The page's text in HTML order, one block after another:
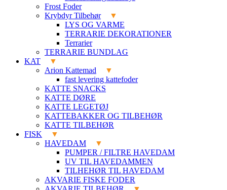
Frost Foder
Krybdyr Tilbehør
LYS OG VARME
TERRARIE DEKORATIONER
Terrarier
TERRARIE BUNDLAG
KAT
Arion Kattemad
fast levering kattefoder
KATTE SNACKS
KATTE DØRE
KATTE LEGETØJ
KATTEBAKKER OG TILBEHØR
KATTE TILBEHØR
FISK
HAVEDAM
PUMPER / FILTRE HAVEDAM
UV TIL HAVEDAMMEN
TILHEHØR TIL HAVEDAM
AKVARIE FISKE FODER